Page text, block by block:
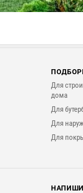
Для
дома
Для
Для
Для